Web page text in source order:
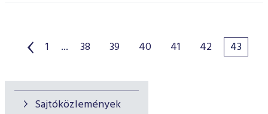
Sajtóközlemények
1 ... 38 39 40 41 42 43